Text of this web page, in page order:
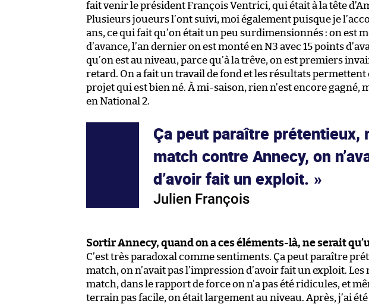
fait venir le président François Ventrici, qui était à la tête
Plusieurs joueurs l’ont suivi, moi également puisque je
ans, ce qui fait qu’on était un peu surdimensionnés : on est
d’avance, l’an dernier on est monté en N3 avec 15 points
qu’on est au niveau, parce qu’à la trêve, on est premiers
retard. On a fait un travail de fond et les résultats
projet qui est bien né. À mi-saison, rien n’est encore gagné,
en National 2.
Ça peut paraître prétentieux,
match contre Annecy, on
d’avoir fait un exploit.
Julien François
Sortir Annecy, quand on a ces éléments-là, ne serait
C’est très paradoxal comme sentiments. Ça peut paraître
match, on n’avait pas l’impression d’avoir fait un exploit.
match, dans le rapport de force on n’a pas été ridicules, et
terrain pas facile, on était largement au niveau. Après, j’ai